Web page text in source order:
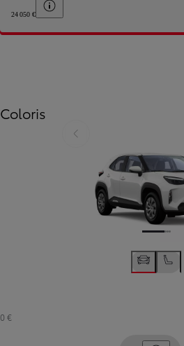
24 050 €
Coloris
Diapositive précédente
0 €